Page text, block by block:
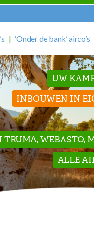
‘Onder de bank’ airco’s
UW
INBOUWEN IN
TRUMA, WEBASTO,
ALLE